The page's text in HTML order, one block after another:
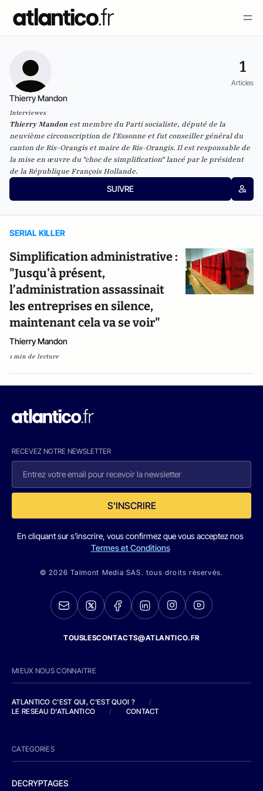
1
Articles
Thierry Mandon
Interviewes
Thierry Mandon est membre du Parti socialiste, député de la
neuvième circonscription de l'Essonne et fut conseiller général du
canton de Ris-Orangis et maire de Ris-Orangis. Il est responsable de
la mise en œuvre du "choc de simplification" lancé par le président
de la République François Hollande.
SUIVRE
SERIAL KILLER
Simplification administrative :
"Jusqu'à présent,
l’administration assassinait
les entreprises en silence,
maintenant cela va se voir"
Thierry Mandon
1 min de lecture
RECEVEZ NOTRE NEWSLETTER
S'INSCRIRE
En cliquant sur s'inscrire, vous confirmez que vous acceptez nos
Termes et Conditions
© 2026 Talmont Media SAS. tous droits réservés.
TOUSLESCONTACTS@ATLANTICO.FR
MIEUX NOUS CONNAITRE
ATLANTICO C'EST QUI, C'EST QUOI ?
/
LE RESEAU D'ATLANTICO
/ CONTACT
CATEGORIES
DECRYPTAGES